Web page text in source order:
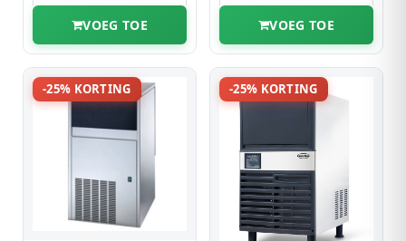
VOEG TOE VOEG TOE
-25% KORTING -25% KORTING